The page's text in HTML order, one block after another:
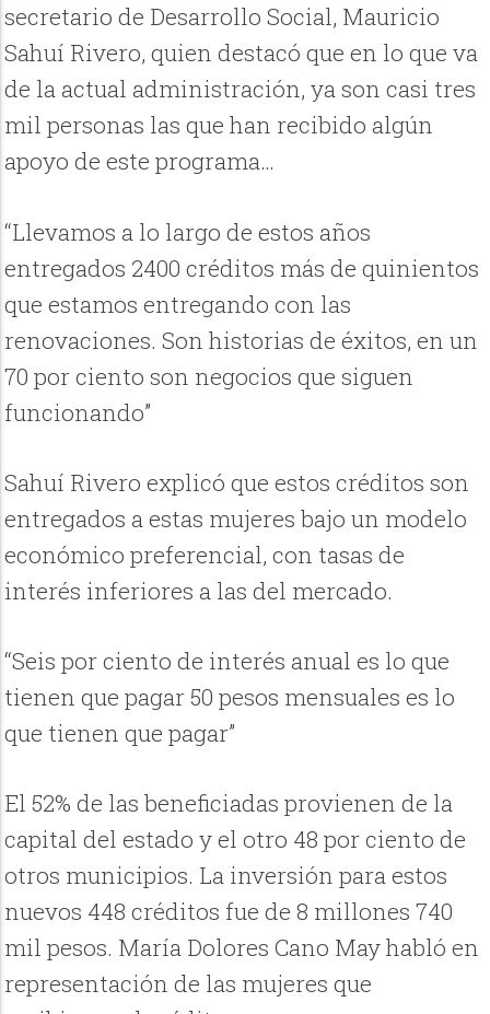
secretario de Desarrollo Social, Mauricio
Sahuí Rivero, quien destacó que en lo que va
de la actual administración, ya son casi tres
mil personas las que han recibido algún
apoyo de este programa…
“Llevamos a lo largo de estos años
entregados 2400 créditos más de quinientos
que estamos entregando con las
renovaciones. Son historias de éxitos, en un
70 por ciento son negocios que siguen
funcionando”
Sahuí Rivero explicó que estos créditos son
entregados a estas mujeres bajo un modelo
económico preferencial, con tasas de
interés inferiores a las del mercado.
“Seis por ciento de interés anual es lo que
tienen que pagar 50 pesos mensuales es lo
que tienen que pagar”
El 52% de las beneficiadas provienen de la
capital del estado y el otro 48 por ciento de
otros municipios. La inversión para estos
nuevos 448 créditos fue de 8 millones 740
mil pesos. María Dolores Cano May habló en
representación de las mujeres que